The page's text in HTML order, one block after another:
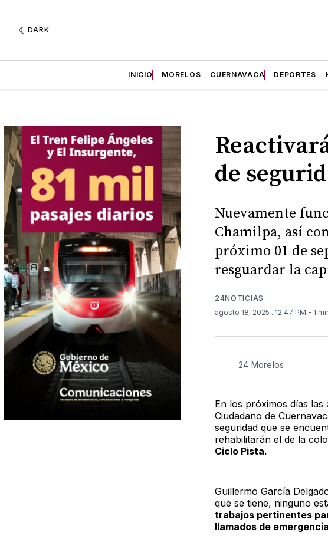
DARK
INICIO MORELOS CUERNAVACA DEPORTES
de
Nuevamente
Chamilpa, así
próximo 01 de
resguardar la
24NOTICIAS
agosto 18, 2025 . 12:47 PM - 1
24 Morelos
En los próximos días
Ciudadano de
seguridad que se
rehabilitarán el de la
Ciclo Pista.
Guillermo García
que se tiene, ninguno
trabajos pertinentes
llamados de